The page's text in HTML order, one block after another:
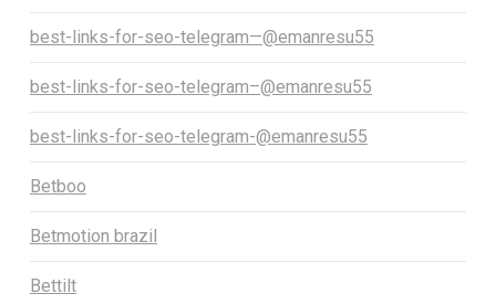
best-links-for-seo-telegram—@emanresu55
best-links-for-seo-telegram–@emanresu55
best-links-for-seo-telegram-@emanresu55
Betboo
Betmotion brazil
Bettilt